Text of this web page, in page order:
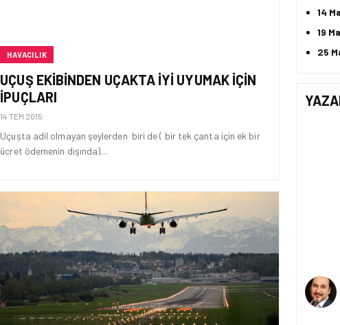
HAVACILIK
UÇUŞ EKIBINDEN UÇAKTA IYI UYUMAK IÇIN
IPUÇLARI
14 TEM 2015
Uçuşta adil olmayan şeylerden biri de ( bir tek çanta için ek bir
ücret ödemenin dışında)…
14
19
25